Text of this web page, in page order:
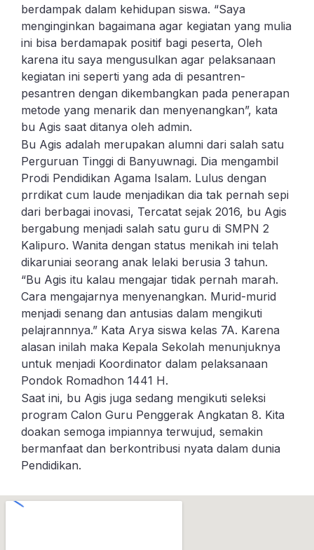
berdampak dalam kehidupan siswa. “Saya
menginginkan bagaimana agar kegiatan yang mulia
ini bisa berdamapak positif bagi peserta, Oleh
karena itu saya mengusulkan agar pelaksanaan
kegiatan ini seperti yang ada di pesantren-
pesantren dengan dikembangkan pada penerapan
metode yang menarik dan menyenangkan”, kata
bu Agis saat ditanya oleh admin.
Bu Agis adalah merupakan alumni dari salah satu
Perguruan Tinggi di Banyuwnagi. Dia mengambil
Prodi Pendidikan Agama Isalam. Lulus dengan
prrdikat cum laude menjadikan dia tak pernah sepi
dari berbagai inovasi, Tercatat sejak 2016, bu Agis
bergabung menjadi salah satu guru di SMPN 2
Kalipuro. Wanita dengan status menikah ini telah
dikaruniai seorang anak lelaki berusia 3 tahun.
“Bu Agis itu kalau mengajar tidak pernah marah.
Cara mengajarnya menyenangkan. Murid-murid
menjadi senang dan antusias dalam mengikuti
pelajrannnya.” Kata Arya siswa kelas 7A. Karena
alasan inilah maka Kepala Sekolah menunjuknya
untuk menjadi Koordinator dalam pelaksanaan
Pondok Romadhon 1441 H.
Saat ini, bu Agis juga sedang mengikuti seleksi
program Calon Guru Penggerak Angkatan 8. Kita
doakan semoga impiannya terwujud, semakin
bermanfaat dan berkontribusi nyata dalam dunia
Pendidikan.